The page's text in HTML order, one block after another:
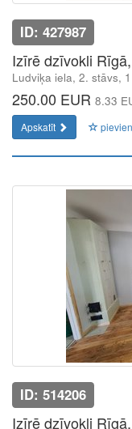
ID: 427987
Izīrē dzīvokli
Ludviķa iela, 2. stāvs,
250.00 EUR 8.33
Apskatīt
ID: 514206
Izīrē dzīvokli